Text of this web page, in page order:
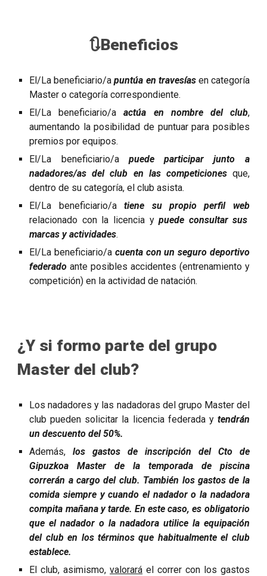
🔃Beneficios
El/La beneficiario/apuntúa en travesíasen categoría
Master o categoría correspondiente.
El/La beneficiario/aactúa en nombre del club,
aumentando la posibilidad de puntuar para posibles
premios por equipos.
El/La beneficiario/a puede participar junto a
nadadores/as del club en las competicionesque,
dentro de su categoría, el club asista.
El/La beneficiario/atiene su propio perfil web
relacionado con la licencia ypuede consultar sus
marcas y actividades.
El/La beneficiario/a cuenta con un seguro deportivo
federado ante posibles accidentes (entrenamiento y
competición) en la actividad de natación.
¿Y si formo parte del grupo
Master del club?
Los nadadores y las nadadoras del grupo Master del
club pueden solicitar la licencia federada y tendrán
un descuento del 50%.
Además,los gastos de inscripción del Cto de
Gipuzkoa Master de la temporada de piscina
correrán a cargo del club. También los gastos de la
comida siempre y cuando el nadador o la nadadora
compita mañana y tarde. En este caso, es obligatorio
que el nadador o la nadadora utilice la equipación
del club en los términos que habitualmente el club
establece.
El club, asimismo,valorará el correr con los gastos